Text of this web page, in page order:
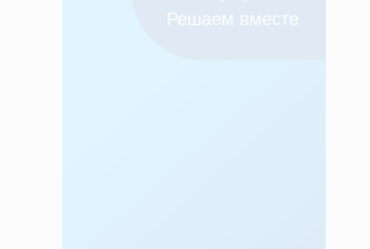
Решаем вместе